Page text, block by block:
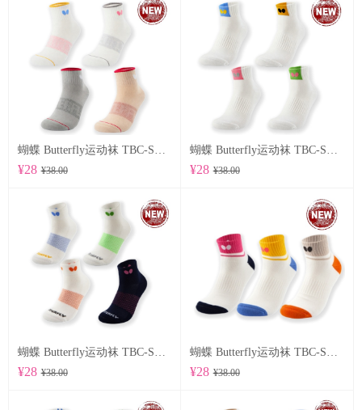
¥28 ¥38.00 ¥28 ¥38.00
¥28 ¥38.00 ¥28 ¥38.00